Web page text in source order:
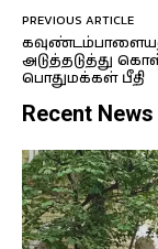
PREVIOUS ARTICLE
அடுத்தடுத்து
பொதுமக்கள் பீதி
Recent News